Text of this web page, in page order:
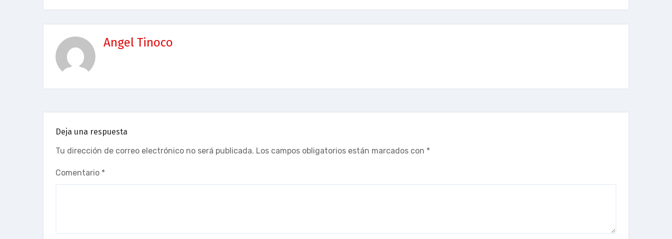
Angel Tinoco
Deja una respuesta
Tu dirección de correo electrónico no será publicada. Los campos obligatorios están marcados con *
Comentario *